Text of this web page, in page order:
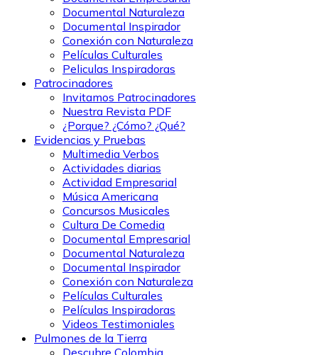
Documental Naturaleza
Documental Inspirador
Conexión con Naturaleza
Películas Culturales
Peliculas Inspiradoras
Patrocinadores
Invitamos Patrocinadores
Nuestra Revista PDF
¿Porque? ¿Cómo? ¿Qué?
Evidencias y Pruebas
Multimedia Verbos
Actividades diarias
Actividad Empresarial
Música Americana
Concursos Musicales
Cultura De Comedia
Documental Empresarial
Documental Naturaleza
Documental Inspirador
Conexión con Naturaleza
Películas Culturales
Películas Inspiradoras
Videos Testimoniales
Pulmones de la Tierra